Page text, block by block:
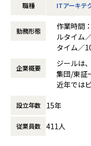
まで、プロジェクトに
く、DB、インフラ、プ
のコミュニケーション
アップ・キャリアアッ
●エンドユーザー様と直
定義など上流工程に携
適正に応じて、会社の
職種 ITアーキテ
勤務形態
作業時間
ルタイム
タイム／
労働時間)
働き方：
時間外労
休憩時間
企業概要
ジールは
集団/東証
近年では
する立場
顧客の大
設立年数 15年
従業員数 411人